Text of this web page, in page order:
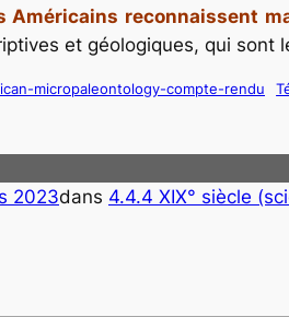
Américains reconnaissent
et géologiques, qui sont
micropaleontology-compte-rendu
2023dans 4.4.4 XIX° siècle